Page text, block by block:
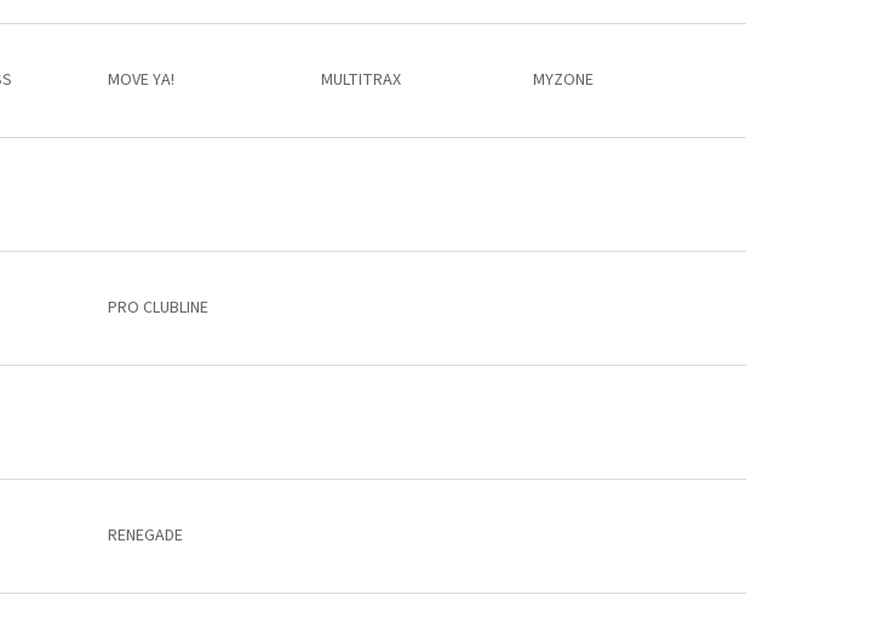
MOVE YA! MULTITRAX MYZONE
PRO CLUBLINE
RENEGADE